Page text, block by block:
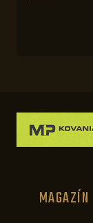
MAGAZÍN